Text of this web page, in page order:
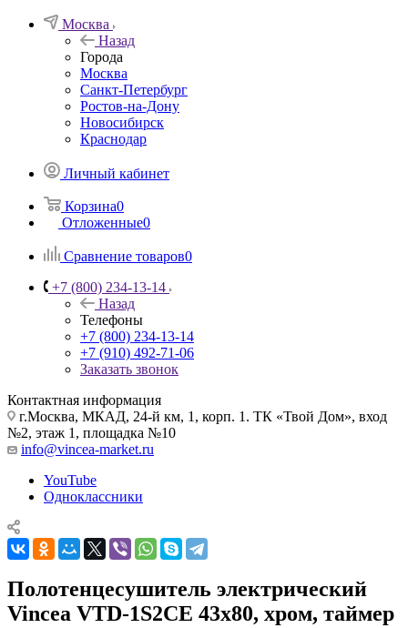
Москва
Назад
Города
Москва
Санкт-Петербург
Ростов-на-Дону
Новосибирск
Краснодар
Личный кабинет
Корзина0
Отложенные0
Сравнение товаров0
+7 (800) 234-13-14
Назад
Телефоны
+7 (800) 234-13-14
+7 (910) 492-71-06
Заказать звонок
Контактная информация
г.Москва, МКАД, 24-й км, 1, корп. 1. ТК «Твой Дом», вход
№2, этаж 1, площадка №10
info@vincea-market.ru
YouTube
Одноклассники
Полотенцесушитель электрический
Vincea VTD-1S2CE 43х80, хром, таймер